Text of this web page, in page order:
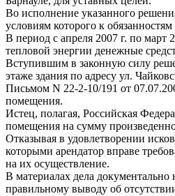
Во исполнение указанного
условиям которого к
В период с апреля 2007 г. по март
тепловой энергии денежные
Вступившим в законную силу
этаже здания по адресу ул.
Письмом N 22-2-10/191 от
помещения.
Истец, полагая, Российская
помещения на сумму
Отказывая в удовлетворении
которыми арендатор вправе
на их осуществление.
В материалах дела
правильному выводу об